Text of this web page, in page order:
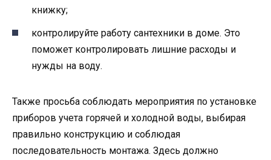
книжку;
контролируйте работу сантехники в доме. Это
поможет контролировать лишние расходы и
нужды на воду.
Также просьба соблюдать мероприятия по установке
приборов учета горячей и холодной воды, выбирая
правильно конструкцию и соблюдая
последовательность монтажа. Здесь должно